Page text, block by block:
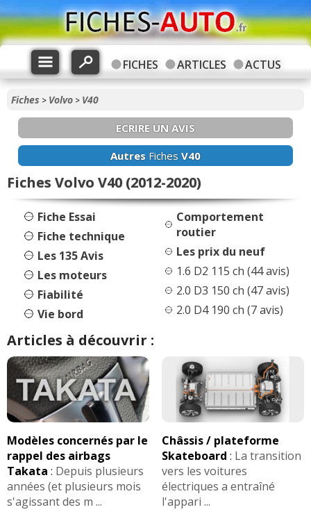
FICHES ARTICLES ACTUS
Fiches > Volvo > V40
ECRIRE UN AVIS
Autres Fiches V40
Fiches Volvo V40 (2012-2020)
Fiche Essai
Fiche technique
Les 135 Avis
Les moteurs
Fiabilité
Vie bord
Comportement
routier
Les prix du neuf
1.6 D2 115 ch (44 avis)
2.0 D3 150 ch (47 avis)
2.0 D4 190 ch (7 avis)
Articles à découvrir :
Modèles concernés par le
rappel des airbags
Takata : Depuis plusieurs
années (et plusieurs mois
s'agissant des m ...
Châssis / plateforme
Skateboard : La transition
vers les voitures
électriques a entraîné
l'appari ...